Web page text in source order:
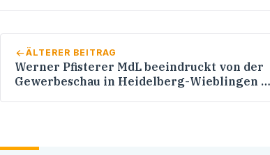
ÄLTERER BEITRAG
Werner Pfisterer MdL beeindruckt von der
Gewerbeschau in Heidelberg-Wieblingen /